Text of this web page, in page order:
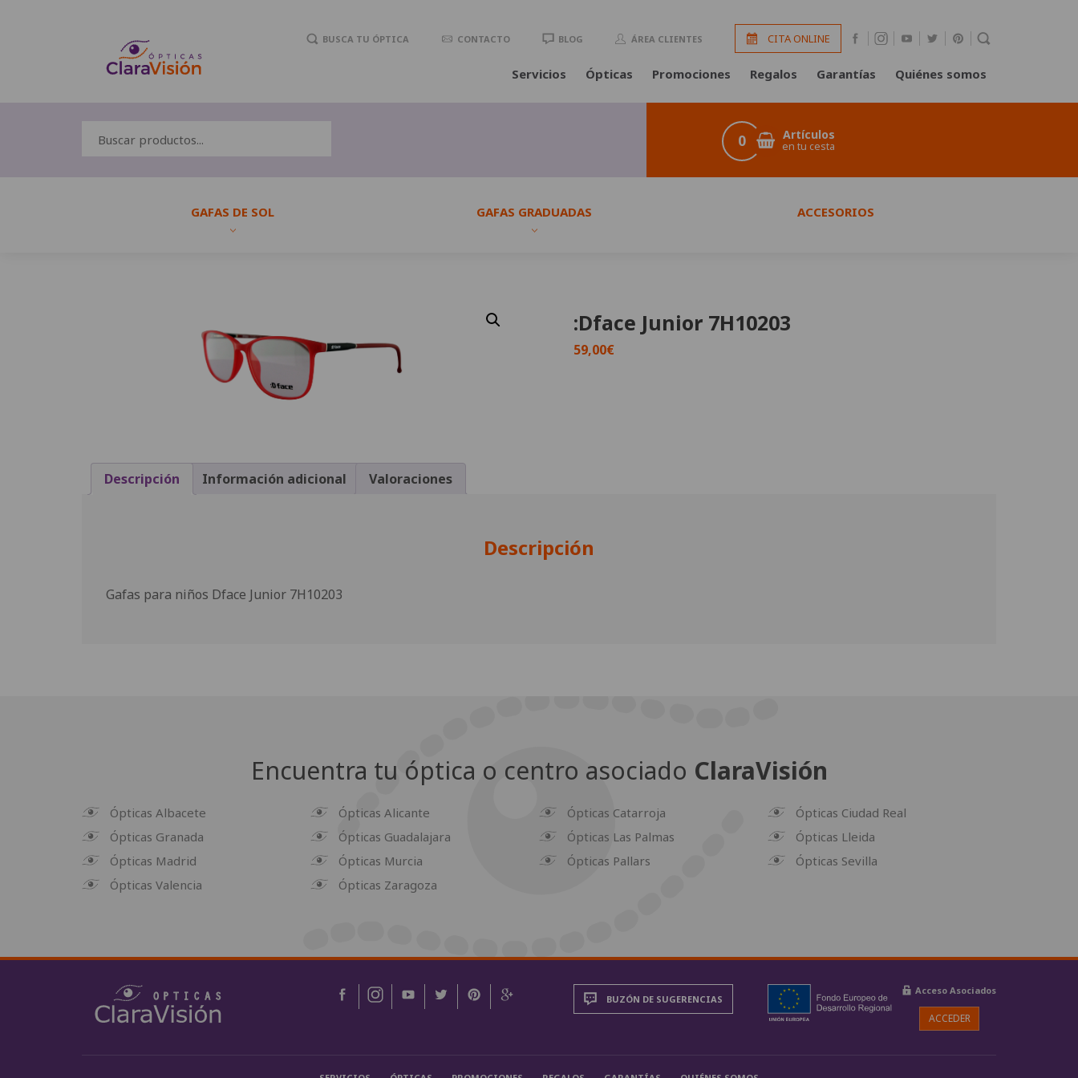
BUSCA TU ÓPTICA CONTACTO BLOG ÁREA CLIENTES CITA ONLINE
Servicios Ópticas Promociones Regalos Garantías Quiénes somos
0 Artículos
en tu cesta
GAFAS DE SOL GAFAS GRADUADAS ACCESORIOS
:Dface Junior 7H10203
59,00€
Descripción Información adicional Valoraciones
Descripción
Gafas para niños Dface Junior 7H10203
Encuentra tu óptica o centro asociado ClaraVisión
Ópticas Albacete Ópticas Alicante Ópticas Catarroja
Ópticas Ciudad Real
Ópticas Granada
Ópticas Guadalajara Ópticas Las Palmas
Ópticas Lleida
Ópticas Madrid
Ópticas Murcia Ópticas Pallars
Ópticas Sevilla
Ópticas Valencia
Ópticas Zaragoza
BUZÓN DE SUGERENCIAS
Acceso Asociados
ACCEDER